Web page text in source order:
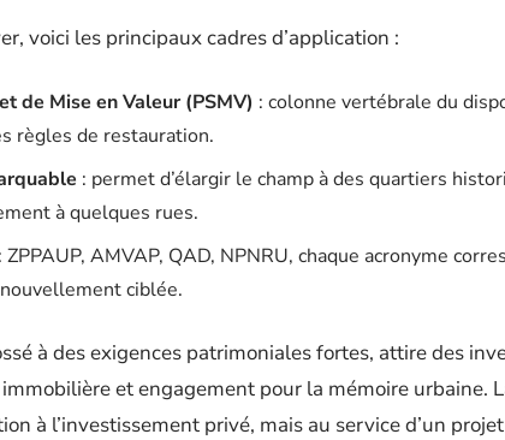
voici les principaux cadres d’application :
de Mise en Valeur (PSMV) : colonne vertébrale du
règles de restauration.
: permet d’élargir le champ à des quartiers
à quelques rues.
: ZPPAUP, AMVAP, QAD, NPNRU, chaque acronyme
ciblée.
à des exigences patrimoniales fortes, attire des
et engagement pour la mémoire urbaine.
à l’investissement privé, mais au service d’un